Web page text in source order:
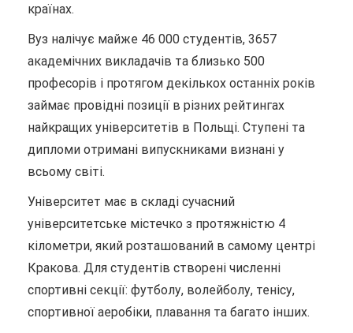
країнах.
Вуз налічує майже 46 000 студентів, 3657
академічних викладачів та близько 500
професорів і протягом декількох останніх років
займає провідні позиції в різних рейтингах
найкращих університетів в Польщі. Ступені та
дипломи отримані випускниками визнані у
всьому світі.
Університет має в складі сучасний
університетське містечко з протяжністю 4
кілометри, який розташований в самому центрі
Кракова. Для студентів створені численні
спортивні секції: футболу, волейболу, тенісу,
спортивної аеробіки, плавання та багато інших.